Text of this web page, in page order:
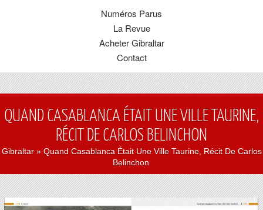
Numéros Parus
La Revue
Acheter Gibraltar
Contact
QUAND CASABLANCA ÉTAIT UNE VILLE TAURINE,
RÉCIT DE CARLOS BELINCHON
Gibraltar» Quand Casablanca Était Une Ville Taurine, Récit De Carlos
Belinchon